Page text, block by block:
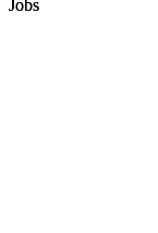
Jobs
Jobs